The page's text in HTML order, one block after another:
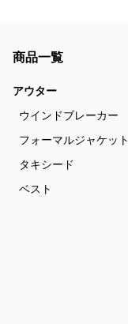
商品一覧
アウター
ウインドブレーカー
フォーマルジャケット
タキシード
ベスト